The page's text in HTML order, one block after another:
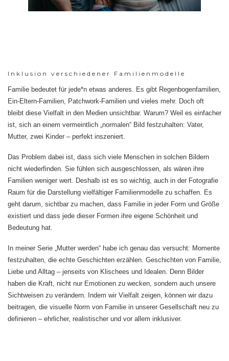
Inklusion verschiedener Familienmodelle
Familie bedeutet für jede*n etwas anderes. Es gibt Regenbogenfamilien,
Ein-Eltern-Familien, Patchwork-Familien und vieles mehr. Doch oft
bleibt diese Vielfalt in den Medien unsichtbar. Warum? Weil es einfacher
ist, sich an einem vermeintlich „normalen“ Bild festzuhalten: Vater,
Mutter, zwei Kinder – perfekt inszeniert.
Das Problem dabei ist, dass sich viele Menschen in solchen Bildern
nicht wiederfinden. Sie fühlen sich ausgeschlossen, als wären ihre
Familien weniger wert. Deshalb ist es so wichtig, auch in der Fotografie
Raum für die Darstellung vielfältiger Familienmodelle zu schaffen. Es
geht darum, sichtbar zu machen, dass Familie in jeder Form und Größe
existiert und dass jede dieser Formen ihre eigene Schönheit und
Bedeutung hat.
In meiner Serie „Mutter werden“ habe ich genau das versucht: Momente
festzuhalten, die echte Geschichten erzählen. Geschichten von Familie,
Liebe und Alltag – jenseits von Klischees und Idealen. Denn Bilder
haben die Kraft, nicht nur Emotionen zu wecken, sondern auch unsere
Sichtweisen zu verändern. Indem wir Vielfalt zeigen, können wir dazu
beitragen, die visuelle Norm von Familie in unserer Gesellschaft neu zu
definieren – ehrlicher, realistischer und vor allem inklusiver.